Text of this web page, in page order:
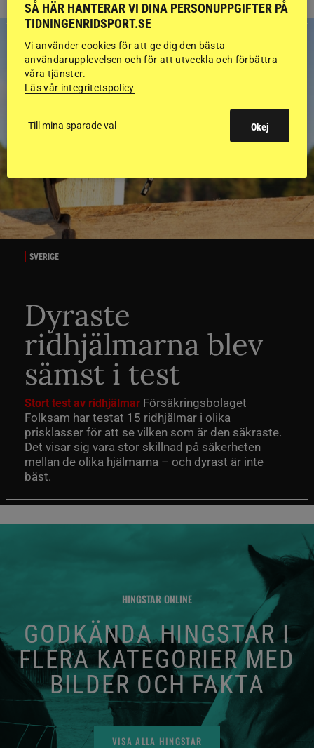
SVERIGE
Dyraste
ridhjälmarna blev
sämst i test
Stort test av ridhjälmar Försäkringsbolaget
Folksam har testat 15 ridhjälmar i olika
prisklasser för att se vilken som är den säkraste.
Det visar sig vara stor skillnad på säkerheten
mellan de olika hjälmarna – och dyrast är inte
bäst.
HINGSTAR ONLINE
GODKÄNDA HINGSTAR I
FLERA KATEGORIER MED
BILDER OCH FAKTA
VISA ALLA HINGSTAR
SÅ HÄR HANTERAR VI DINA PERSONUPPGIFTER PÅ
TIDNINGENRIDSPORT.SE
Vi använder cookies för att ge dig den bästa
användarupplevelsen och för att utveckla och förbättra
våra tjänster.
Läs vår integritetspolicy
Till mina sparade val Okej